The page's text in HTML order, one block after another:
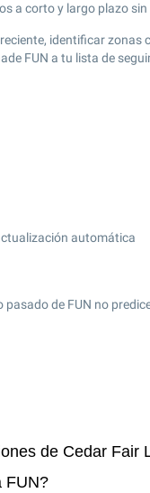
a corto y largo plazo
identificar
FUN a tu lista de
automática
pasado de FUN no
de Cedar Fair
FUN?